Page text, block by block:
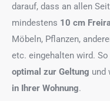
darauf, dass an allen
mindestens 10 cm
Möbeln, Pflanzen,
etc. eingehalten wird.
optimal zur Geltung und
in Ihrer Wohnung.